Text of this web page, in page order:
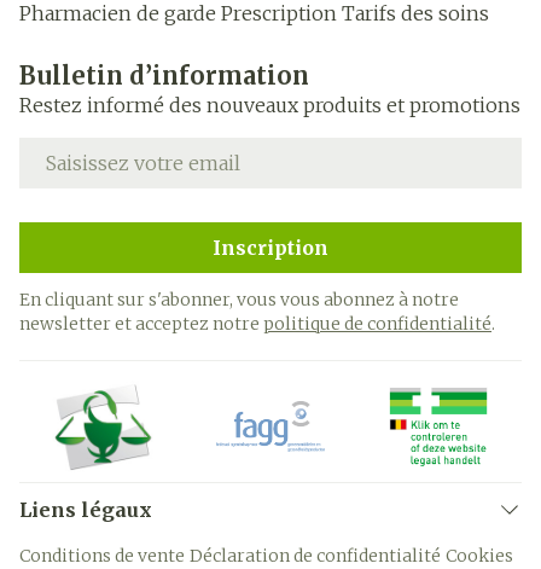
Pharmacien de garde Prescription Tarifs des soins
Bulletin d’information
Restez informé des nouveaux produits et promotions
Adresse mail
Inscription
En cliquant sur s'abonner, vous vous abonnez à notre
newsletter et acceptez notre politique de confidentialité.
Liens légaux
Conditions de vente Déclaration de confidentialité Cookies